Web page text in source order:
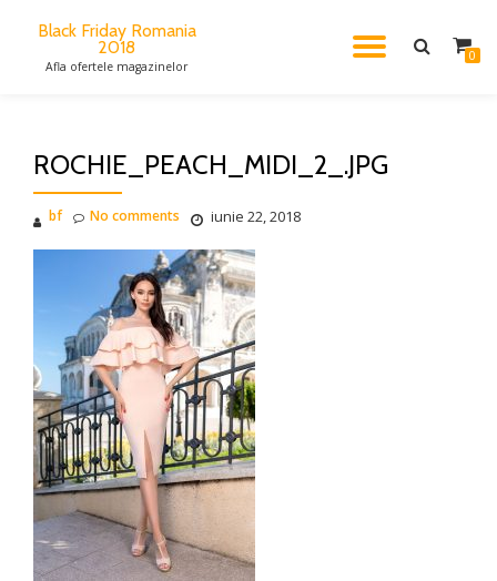
Black Friday Romania
2018
Afla ofertele magazinelor
0
ROCHIE_PEACH_MIDI_2_.JPG
bf iunie 22, 2018
No comments